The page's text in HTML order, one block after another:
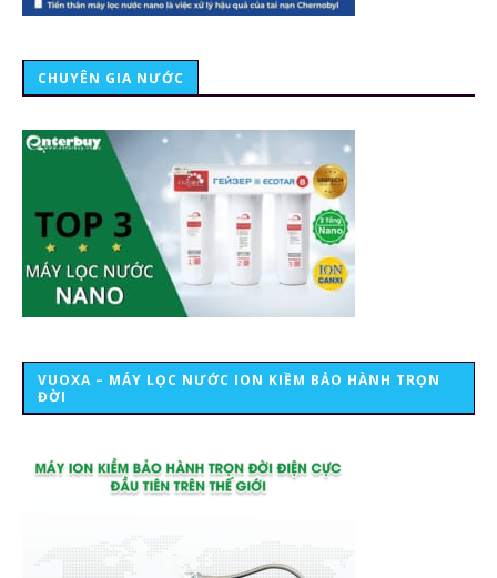
CHUYÊN GIA NƯỚC
VUOXA – MÁY LỌC NƯỚC ION KIỀM BẢO HÀNH TRỌN
ĐỜI